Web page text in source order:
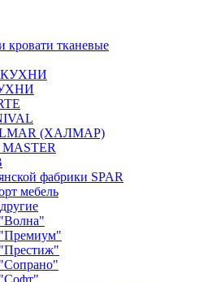
кровати тканевые
КУХНИ
(ХАЛМАР)
фабрики SPAR
мебель